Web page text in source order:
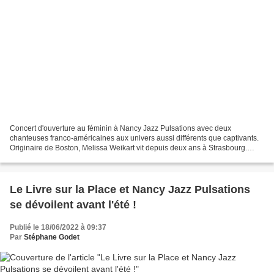
Concert d'ouverture au féminin à Nancy Jazz Pulsations avec deux
chanteuses franco-américaines aux univers aussi différents que captivants.
Originaire de Boston, Melissa Weikart vit depuis deux ans à Strasbourg.
Le Livre sur la Place et Nancy Jazz Pulsations
se dévoilent avant l'été !
Publié le 18/06/2022 à 09:37
Par Stéphane Godet